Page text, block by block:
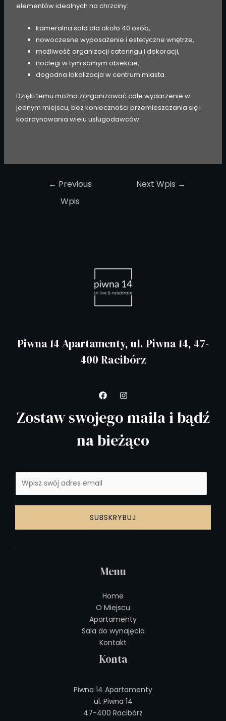
elementów idealnych na chrzciny:
kameralna sala dla około 40 osób,
nowoczesne wyposażenie i estetyczne wnętrze,
możliwość organizacji cateringu i dekoracji,
noclegi w tym samym obiekcie,
dogodna lokalizacja w centrum miasta.
Dzięki temu można zorganizować całe wydarzenie w
jednym miejscu, bez konieczności przemieszczania się i
koordynowania wielu usługodawców.
← Previous
Wpis
Next Wpis →
Piwna 14 Apartamenty, ul. Piwna 14, 47-
400 Racibórz
Zostaw swojego maila i bądź
na bieżąco
SUBSKRYBUJ
Menu
Home
O Miejscu
Apartamenty
Sala do wynajęcia
Kontakt
Konta
Piwna 14 Apartamenty
ul. Piwna 14
47-400 Racibórz